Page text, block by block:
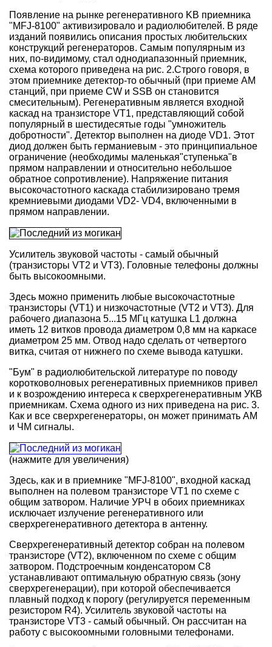
Появление на рынке регенеративного KB приемника
"MFJ-8100" активизировало и радиолюбителей. В ряде
изданий появились описания простых любительских
конструкций регенераторов. Самым популярным из
них, по-видимому, стал однодиапазонный приемник,
схема которого приведена на рис. 2.Строго говоря, в
этом приемнике детектор-то обычный (при приеме AM
станций, при приеме CW и SSB он становится
смесительным). Регенеративным является входной
каскад на транзисторе VT1, представляющий собой
популярный в шестидесятые годы "умножитель
добротности". Детектор выполнен на диоде VD1. Этот
диод должен быть германиевым - это принципиальное
ограничение (необходимы маленькая"ступенька"в
прямом направлении и относительно небольшое
обратное сопротивление). Напряжение питания
высокочастотного каскада стабилизировано тремя
кремниевыми диодами VD2- VD4, включенными в
прямом направлении.
Усилитель звуковой частоты - самый обычный
(транзисторы VT2 и VT3). Головные телефоны должны
быть высокоомными.
Здесь можно применить любые высокочастотные
транзисторы (VT1) и низкочастотные (VT2 и VT3). Для
рабочего диапазона 5...15 МГц катушка L1 должна
иметь 12 витков провода диаметром 0,8 мм на каркасе
диаметром 25 мм. Отвод надо сделать от четвертого
витка, считая от нижнего по схеме вывода катушки.
"Бум" в радиолюбительской литературе по поводу
коротковолновых регенеративных приемников привел
и к возрождению интереса к сверхрегенеративным УКВ
приемникам. Схема одного из них приведена на рис. 3.
Как и все сверхрегенераторы, он может принимать AM
и ЧМ сигналы.
(нажмите для увеличения)
Здесь, как и в приемнике "MFJ-8100", входной каскад
выполнен на полевом транзисторе VT1 по схеме с
общим затвором. Наличие УРЧ в обоих приемниках
исключает излучение регенеративного или
сверхрегенеративного детектора в антенну.
Сверхрегенеративный детектор собран на полевом
транзисторе (VT2), включенном по схеме с общим
затвором. Подстроечным конденсатором С8
устанавливают оптимальную обратную связь (зону
сверхрегенерации), при которой обеспечивается
плавный подход к порогу (регулируется переменным
резистором R4). Усилитель звуковой частоты на
транзисторе VT3 - самый обычный. Он рассчитан на
работу с высокоомными головными телефонами.